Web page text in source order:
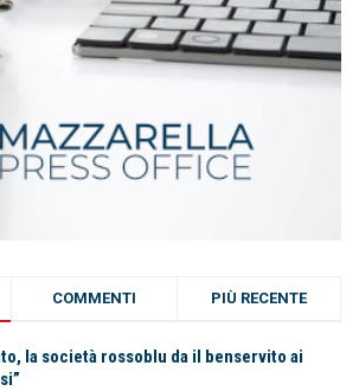
COMMENTI PIÙ RECENTE
la società rossoblu da il benservito ai